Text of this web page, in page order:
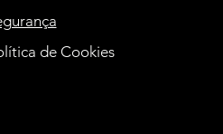
de Cookies